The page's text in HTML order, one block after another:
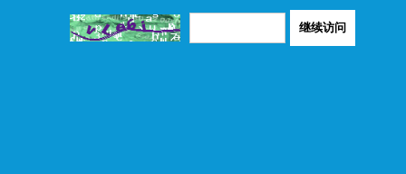
继续访问